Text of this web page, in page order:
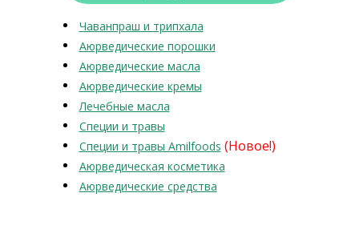
Чаванпраш и трипхала
Аюрведические порошки
Аюрведические масла
Аюрведические кремы
Лечебные масла
Специи и травы
Специи и травы Amilfoods (Новое!)
Аюрведическая косметика
Аюрведические средства